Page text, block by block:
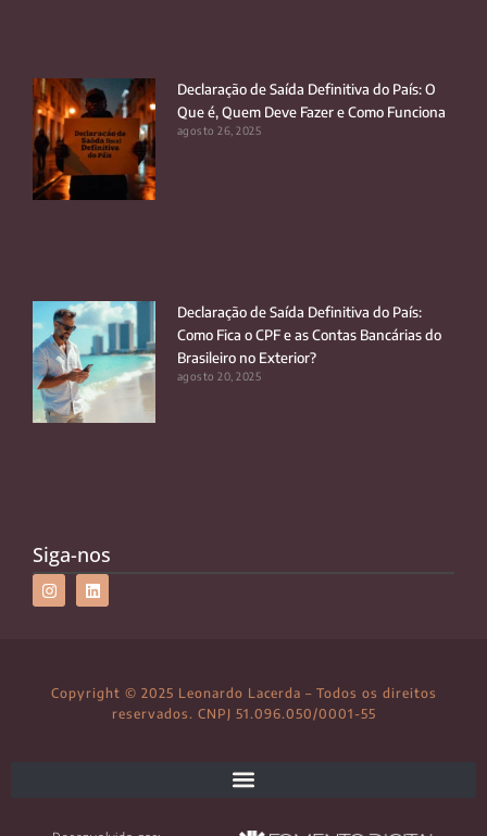
Declaração de Saída Definitiva do País: O
Que é, Quem Deve Fazer e Como Funciona
agosto 26, 2025
Declaração de Saída Definitiva do País:
Como Fica o CPF e as Contas Bancárias do
Brasileiro no Exterior?
agosto 20, 2025
Siga-nos
Copyright © 2025 Leonardo Lacerda – Todos os direitos
reservados. CNPJ 51.096.050/0001-55